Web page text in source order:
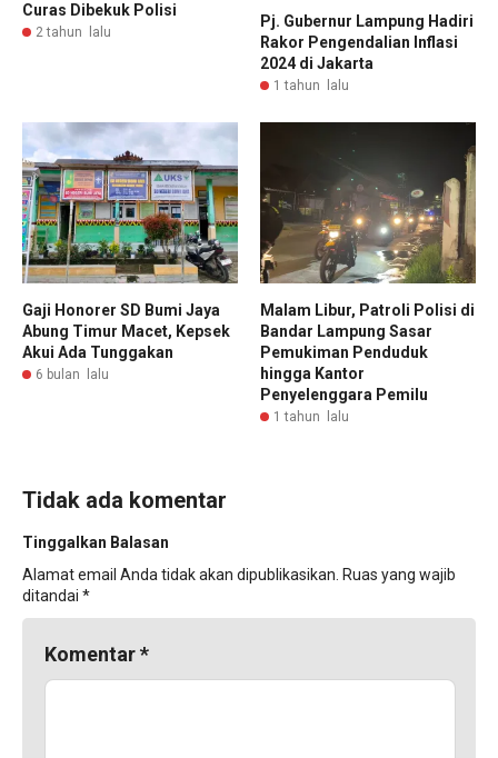
Curas Dibekuk Polisi
2 tahun lalu
Pj. Gubernur Lampung Hadiri
Rakor Pengendalian Inflasi
2024 di Jakarta
1 tahun lalu
Gaji Honorer SD Bumi Jaya
Abung Timur Macet, Kepsek
Akui Ada Tunggakan
6 bulan lalu
Malam Libur, Patroli Polisi di
Bandar Lampung Sasar
Pemukiman Penduduk
hingga Kantor
Penyelenggara Pemilu
1 tahun lalu
Tidak ada komentar
Tinggalkan Balasan
Alamat email Anda tidak akan dipublikasikan. Ruas yang wajib
ditandai *
Komentar*